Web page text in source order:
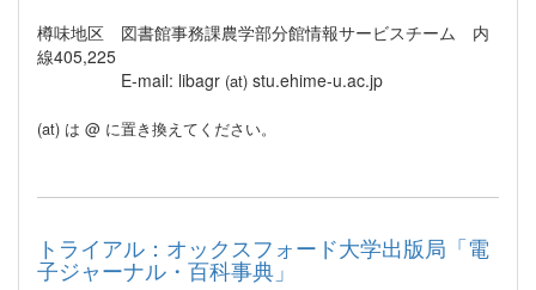
樽味地区 図書館事務課農学部分館情報サービスチーム 内
線405,225
E-mail: libagr (at) stu.ehime-u.ac.jp
(at) は @ に置き換えてください。
トライアル：オックスフォード大学出版局「電
子ジャーナル・百科事典」